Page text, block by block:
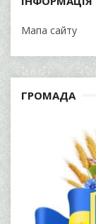
Мапа сайту
ГРОМАДА